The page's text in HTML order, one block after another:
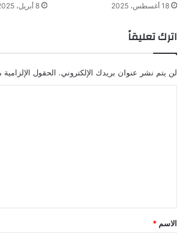
18 أغسطس، 2025 8 أبريل، 2025
اترك تعليقاً
لن يتم نشر عنوان بريدك الإلكتروني. الحقول الإلزامية
*
الاسم *